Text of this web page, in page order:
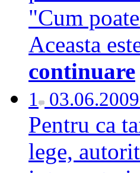
"Cum
Aceasta
continuare
1 03.06.2009
Pentru ca
lege,